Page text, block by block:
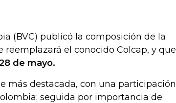
(BVC) publicó la composición de la
reemplazará el conocido Colcap, y que
de mayo.
más destacada, con una participación
seguida por importancia de